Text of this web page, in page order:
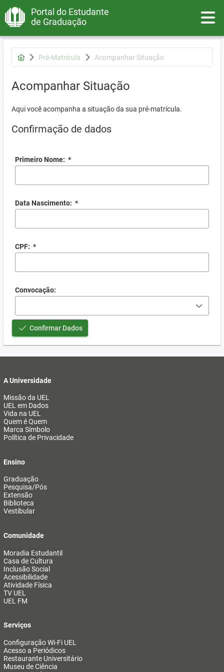
Portal do Estudante
de Graduação
Pré-Matrícula Acompanhar Situação
Acompanhar Situação
Aqui você acompanha a situação da sua pré-matrícula.
Confirmação de dados
Primeiro Nome: *
Data Nascimento: *
CPF: *
Convocação:
Confirmar Dados
A Universidade
Missão da UEL
UEL em Dados
Vida na UEL
Quem é Quem
Marca Símbolo
Política de Privacidade
Ensino
Graduação
Pesquisa/Pós
Extensão
Biblioteca
Vestibular
Comunidade
Moradia Estudantil
Casa de Cultura
Inclusão Social
Acessibilidade
Atividade Física
TV UEL
UEL FM
Serviços
Configuração Wi-Fi UEL
Acesso a Periódicos
Restaurante Universitário
Museu de Ciência